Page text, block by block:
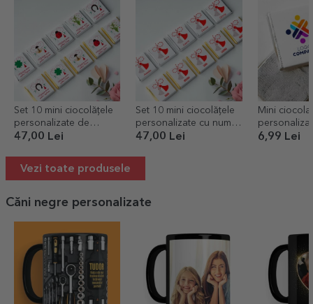
Set 10 mini ciocolățele
personalizate de
Mărțișor cu nume
47,00 Lei
Set 10 mini ciocolățele
personalizate cu nume
- Mărțișor dulce
47,00 Lei
Mini
6,99 Lei
Vezi toate produsele
Căni negre personalizate